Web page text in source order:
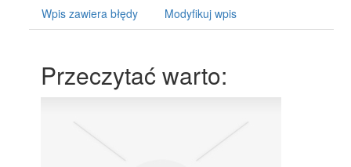
Wpis zawiera błędy Modyfikuj wpis
Przeczytać warto: